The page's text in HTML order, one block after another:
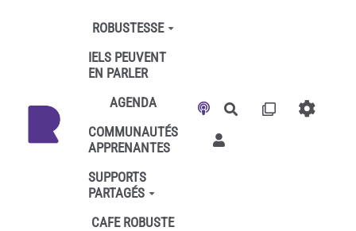
Aller au contenu principal
ROBUSTESSE
IELS PEUVENT
EN PARLER
AGENDA
COMMUNAUTÉS
APPRENANTES
SUPPORTS
PARTAGÉS
CAFE ROBUSTE
Rechercher